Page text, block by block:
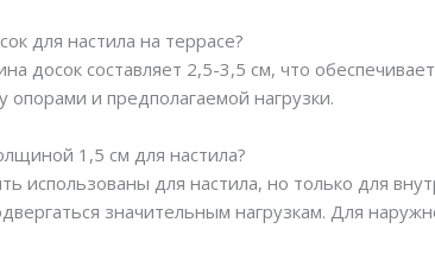
для настила на террасе?
досок составляет 2,5-3,5 см, что
опорами и предполагаемой нагрузки.
1,5 см для настила?
использованы для настила, но только для
значительным нагрузкам. Для